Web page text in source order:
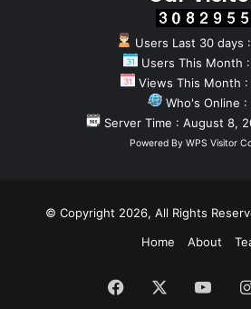
Users Last 30 days
Users This Month
Views This Month :
Who's Online :
Server Time : August 8,
Powered By WPS Visitor
© Copyright 2026, All Rights
Home
About
Facebook